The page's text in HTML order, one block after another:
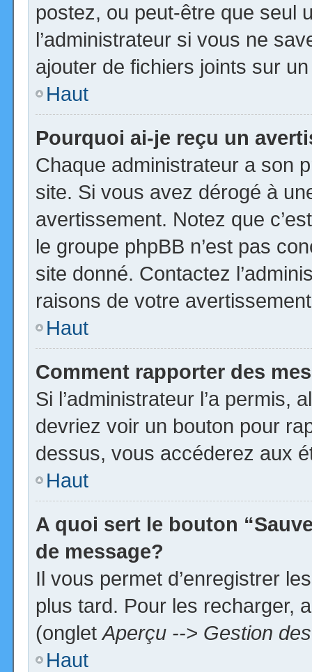
postez, ou peut-être que seul
l’administrateur si vous ne
ajouter de fichiers joints sur
Haut
Pourquoi ai-je reçu un
Chaque administrateur a son
site. Si vous avez dérogé à
avertissement. Notez que
le groupe phpBB n’est pas
site donné. Contactez
raisons de votre
Haut
Comment rapporter des
Si l’administrateur l’a permis,
devriez voir un bouton pour
dessus, vous accéderez aux
Haut
A quoi sert le bouton
de message?
Il vous permet d’enregistrer
plus tard. Pour les recharger,
(ongletAperçu --> Gestion
Haut